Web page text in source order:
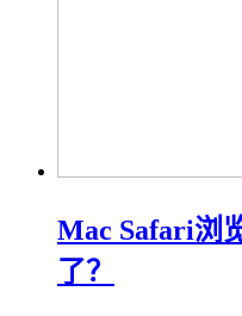
Mac Safari浏
了？